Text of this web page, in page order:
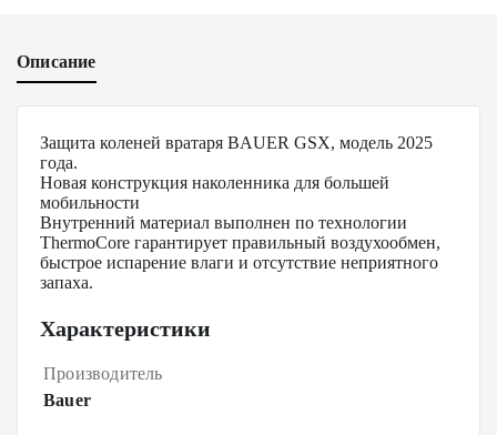
Описание
Защита коленей вратаря BAUER GSX, модель 2025
года.
Новая конструкция наколенника для большей
мобильности
Внутренний материал выполнен по технологии
ThermoCore гарантирует правильный воздухообмен,
быстрое испарение влаги и отсутствие неприятного
запаха.
Характеристики
Производитель
Bauer